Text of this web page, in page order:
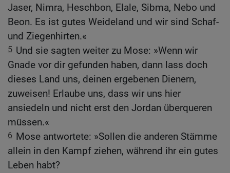
Jaser, Nimra, Heschbon, Elale, Sibma, Nebo und
Beon. Es ist gutes Weideland und wir sind Schaf-
und Ziegenhirten.«
5 Und sie sagten weiter zu Mose: »Wenn wir
Gnade vor dir gefunden haben, dann lass doch
dieses Land uns, deinen ergebenen Dienern,
zuweisen! Erlaube uns, dass wir uns hier
ansiedeln und nicht erst den Jordan überqueren
müssen.«
6 Mose antwortete: »Sollen die anderen Stämme
allein in den Kampf ziehen, während ihr ein gutes
Leben habt?